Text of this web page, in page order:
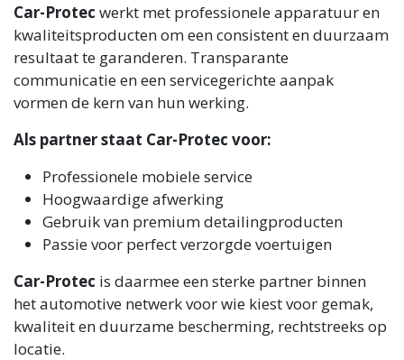
Car-Protec werkt met professionele apparatuur en
kwaliteitsproducten om een consistent en duurzaam
resultaat te garanderen. Transparante
communicatie en een servicegerichte aanpak
vormen de kern van hun werking.
Als partner staat Car-Protec voor:
Professionele mobiele service
Hoogwaardige afwerking
Gebruik van premium detailingproducten
Passie voor perfect verzorgde voertuigen
Car-Protec is daarmee een sterke partner binnen
het automotive netwerk voor wie kiest voor gemak,
kwaliteit en duurzame bescherming, rechtstreeks op
locatie.